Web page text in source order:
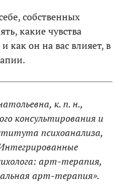
собственных
какие чувства
как он на вас влияет, в
к. п. н.,
консультирования и
психоанализа,
арт-терапия,
арт-терапия».